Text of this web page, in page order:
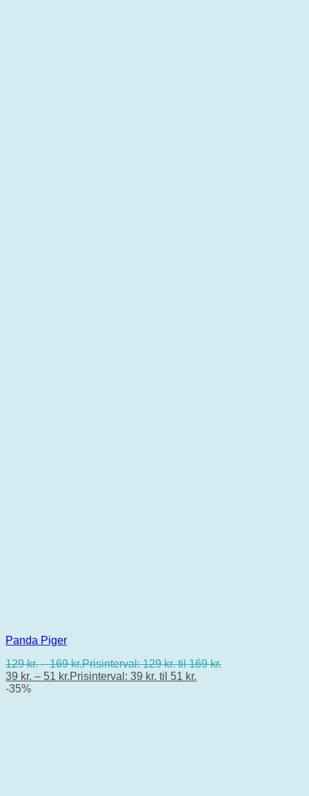
Panda Piger
129kr. – 169kr.Prisinterval: 129 kr. til 169 kr.
39 kr. – 51 kr.Prisinterval: 39 kr. til 51 kr.
-35%